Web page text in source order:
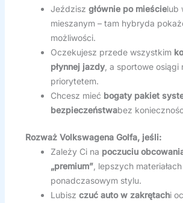
Jeździsz głównie po mieścielub
mieszanym – tam hybryda
możliwości.
Oczekujesz przede wszystkim
płynnej jazdy, a sportowe osiągi
priorytetem.
Chcesz mieć bogaty pakiet
bezpieczeństwabez
Rozważ Volkswagena Golfa, jeśli:
Zależy Ci na poczuciu
„premium”, lepszych
ponadczasowym stylu.
Lubisz czuć auto w zakrętachi